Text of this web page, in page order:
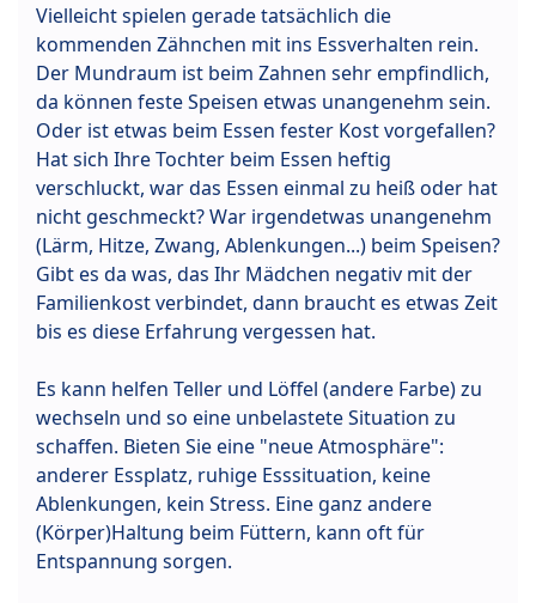
Vielleicht spielen gerade tatsächlich die
kommenden Zähnchen mit ins Essverhalten rein.
Der Mundraum ist beim Zahnen sehr empfindlich,
da können feste Speisen etwas unangenehm sein.
Oder ist etwas beim Essen fester Kost vorgefallen?
Hat sich Ihre Tochter beim Essen heftig
verschluckt, war das Essen einmal zu heiß oder hat
nicht geschmeckt? War irgendetwas unangenehm
(Lärm, Hitze, Zwang, Ablenkungen...) beim Speisen?
Gibt es da was, das Ihr Mädchen negativ mit der
Familienkost verbindet, dann braucht es etwas Zeit
bis es diese Erfahrung vergessen hat.
Es kann helfen Teller und Löffel (andere Farbe) zu
wechseln und so eine unbelastete Situation zu
schaffen. Bieten Sie eine "neue Atmosphäre":
anderer Essplatz, ruhige Esssituation, keine
Ablenkungen, kein Stress. Eine ganz andere
(Körper)Haltung beim Füttern, kann oft für
Entspannung sorgen.